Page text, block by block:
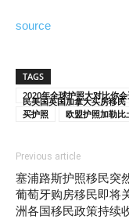
source
TAGS
2020年全球护照大对比你
民美国英国加拿大买房移民
买护照
欧盟护照加勒
Previous article
塞浦路斯护照移民突
葡萄牙购房移民即将
洲各国移民政策持续